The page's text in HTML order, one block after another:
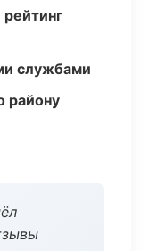
службами
району